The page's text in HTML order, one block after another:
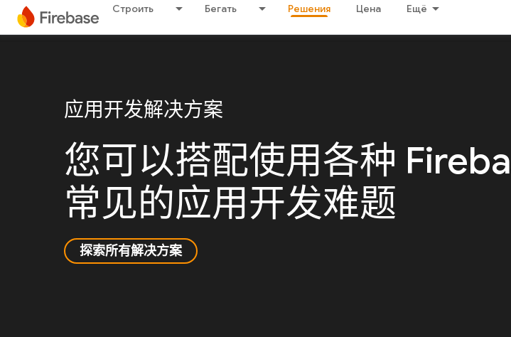
Строить Бегать Решения Цена Ещё
应用开发解决方案
您可以搭配使用各种
常见的应用开发难题
探索所有解决方案